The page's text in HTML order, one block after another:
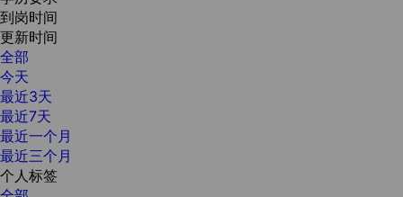
到岗时间
更新时间
全部
今天
最近3天
最近7天
最近一个月
最近三个月
个人标签